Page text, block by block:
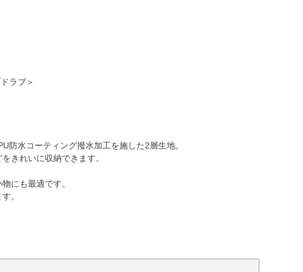
ラブ＞
防水コーティング撥水加工を施した2層生地。
きれいに収納できます。
にも最適です。
。